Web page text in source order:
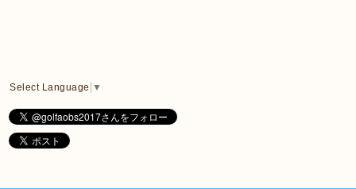
Select Language ▼